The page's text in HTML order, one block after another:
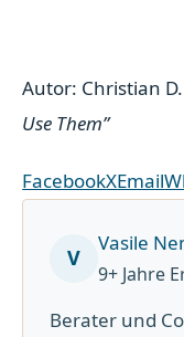
Autor: Christian
Use Them”
FacebookXEmail
V
Vasile
9+ Jahre
Berater und